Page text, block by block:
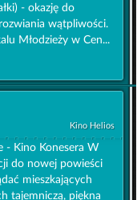
- okazję do
wątpliwości.
Młodzieży w Cen...
Kino Helios
- Kino Konesera W
do nowej powieści
mieszkających
tajemniczą, piękna